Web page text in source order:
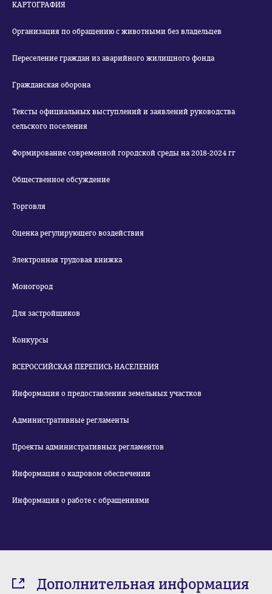
КАРТОГРАФИЯ
Организация по обращению с животными без владельцев
Переселение граждан из аварийного жилищного фонда
Гражданская оборона
Тексты официальных выступлений и заявлений руководства
сельского поселения
Формирование современной городской среды на 2018-2024 гг
Общественное обсуждение
Торговля
Оценка регулирующего воздействия
Электронная трудовая книжка
Моногород
Для застройщиков
Конкурсы
ВСЕРОССИЙСКАЯ ПЕРЕПИСЬ НАСЕЛЕНИЯ
Информация о предоставлении земельных участков
Административные регламенты
Проекты административных регламентов
Информация о кадровом обеспечении
Информация о работе с обращениями
Дополнительная информация